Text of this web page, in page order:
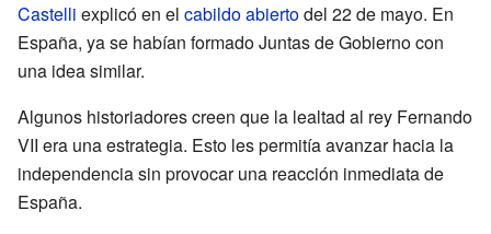
Castelli explicó en el cabildo abiertodel 22 de mayo. En
España, ya se habían formado Juntas de Gobierno con
una idea similar.
Algunos historiadores creen que la lealtad al rey Fernando
VII era una estrategia. Esto les permitía avanzar hacia la
independencia sin provocar una reacción inmediata de
España.